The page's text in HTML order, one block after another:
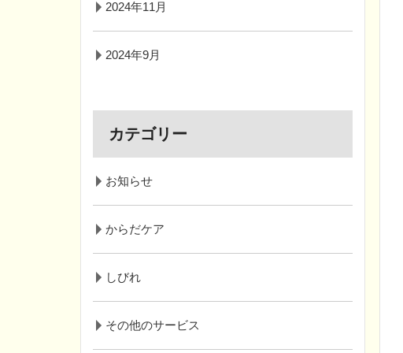
2024年11月
2024年9月
カテゴリー
お知らせ
からだケア
しびれ
その他のサービス